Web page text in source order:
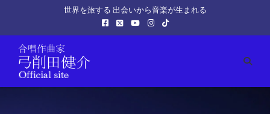
世界を旅する 出会いから音楽が生まれる